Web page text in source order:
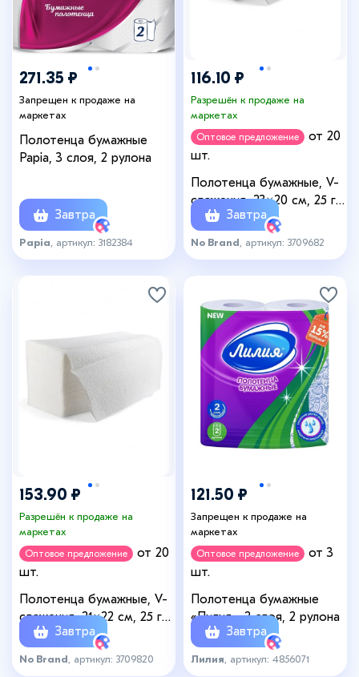
271.35 ₽
Запрещен к продаже на
маркетах
Полотенца бумажные
Papia, 3 слоя, 2 рулона
Завтра
Papia , артикул: 3182384
116.10 ₽
Разрешён к продаже на
маркетах
Оптовое предложение
от 20
шт.
Полотенца бумажные, V-
сложения, 23×20 см, 25 г/
м², 200 шт., белые
Завтра
No Brand , артикул: 3709682
153.90 ₽
Разрешён к продаже на
маркетах
Оптовое предложение
от 20
шт.
Полотенца бумажные, V-
сложения, 21×22 см, 25 г/
м², 250 шт., белые
Завтра
No Brand , артикул: 3709820
121.50 ₽
Запрещен к продаже на
маркетах
Оптовое предложение
от 3
шт.
Полотенца бумажные
«Лилия», 2 слоя, 2 рулона
Завтра
Лилия , артикул: 4856071